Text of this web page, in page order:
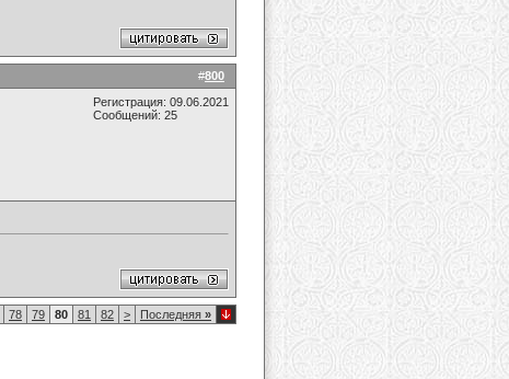
#800
Регистрация: 09.06.2021
Сообщений: 25
78 79 80 81 82 > Последняя »